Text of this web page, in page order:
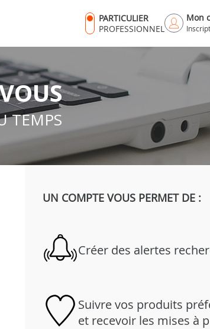
PARTICULIER
PROFESSIONNEL
Mon
TEMPS
UN COMPTE VOUS PERMET DE :
Créer des alertes
Suivre vos produits
et recevoir les mises à